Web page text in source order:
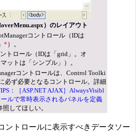
）のレイアウト
コントロール（IDは
* ）。
トロール（IDは「grid」。オ
ットは「シンプル」）。
コントロールは、Control Toolki
必ず必要となるコントロール。詳細
：［ASP.NET AJAX］AlwaysVisibl
ルで常時表示されるパネルを定義
照してほしい。
ントロールに表示すべきデータソー